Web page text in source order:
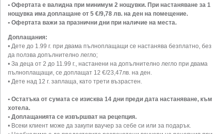
• Офертата е валидна при минимум 2 нощувки. При настаняване за 1
нощувка има доплащане от 5 €/9,78 лв. на ден на помещение.
• Офертата важи за празнични дни при наличие на места.
Доплащания:
• Дете до 1.99 г. при двама пълноплащащи се настанява безплатно, без
да ползва допълнително легло;
• За деца от 2 до 11.99 г., настанени на допълнително легло при двама
пълноплащащи, се доплащат 12 €/23,47лв. на ден.
• Дете над 12 г. заплаща, като трети възрастен.
• Остатъка от сумата се изисква 14 дни преди дата настаняване, към
хотела.
• Доплащанията се извършват на рецепция.
• Всеки клиент може да закупи ваучер за себе си или за подарък.